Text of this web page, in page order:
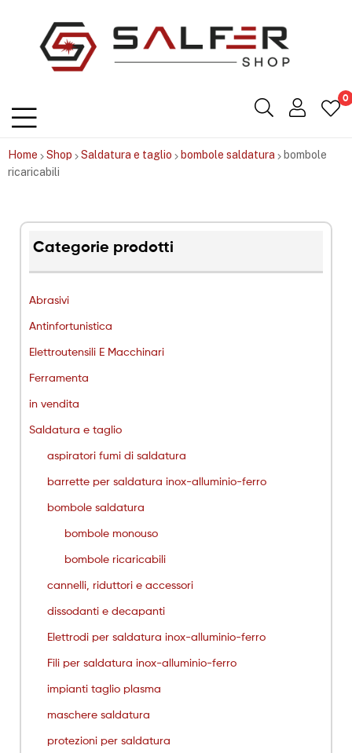
0
Home Shop Saldatura e taglio bombole saldatura
bombole
ricaricabili
Categorie prodotti
Abrasivi
Antinfortunistica
Elettroutensili E Macchinari
Ferramenta
in vendita
Saldatura e taglio
aspiratori fumi di saldatura
barrette per saldatura inox-alluminio-ferro
bombole saldatura
bombole monouso
bombole ricaricabili
cannelli, riduttori e accessori
dissodanti e decapanti
Elettrodi per saldatura inox-alluminio-ferro
Fili per saldatura inox-alluminio-ferro
impianti taglio plasma
maschere saldatura
protezioni per saldatura